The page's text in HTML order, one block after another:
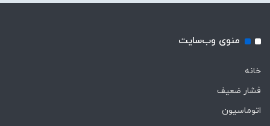
منوی وب‌سایت
خانه
فشار ضعیف
اتوماسیون